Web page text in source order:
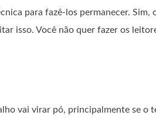
para fazê-los permanecer. Sim,
isso. Você não quer fazer os
vai virar pó, principalmente se o